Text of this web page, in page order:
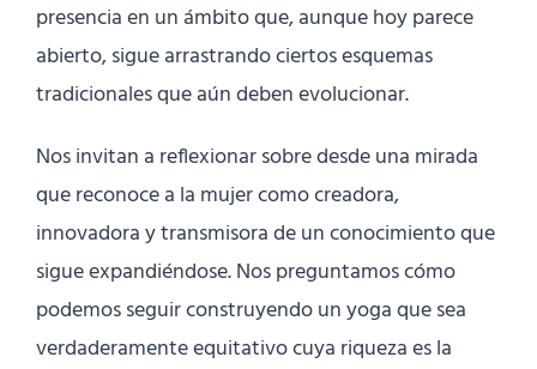
presencia en un ámbito que, aunque hoy parece
abierto, sigue arrastrando ciertos esquemas
tradicionales que aún deben evolucionar.
Nos invitan a reflexionar sobre desde una mirada
que reconoce a la mujer como creadora,
innovadora y transmisora de un conocimiento que
sigue expandiéndose. Nos preguntamos cómo
podemos seguir construyendo un yoga que sea
verdaderamente equitativo cuya riqueza es la